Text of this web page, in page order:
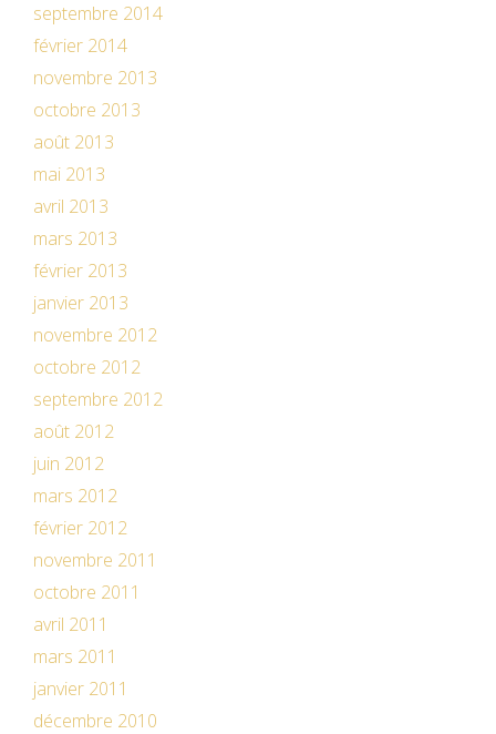
septembre 2014
février 2014
novembre 2013
octobre 2013
août 2013
mai 2013
avril 2013
mars 2013
février 2013
janvier 2013
novembre 2012
octobre 2012
septembre 2012
août 2012
juin 2012
mars 2012
février 2012
novembre 2011
octobre 2011
avril 2011
mars 2011
janvier 2011
décembre 2010